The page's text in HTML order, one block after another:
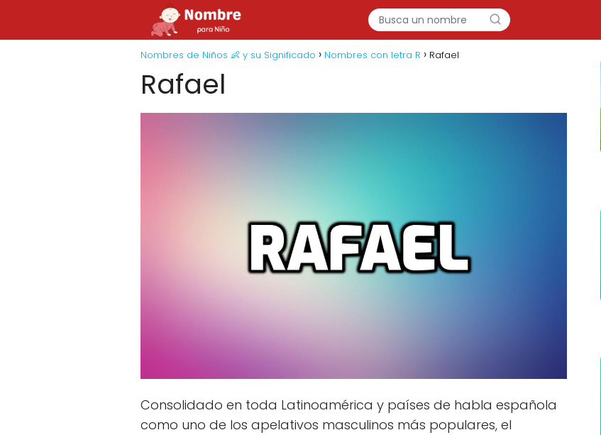
Nombres de Niños 👶 y su Significado Nombres con letra R Rafael
Rafael
Consolidado en toda Latinoamérica y países de habla española
como uno de los apelativos masculinos más populares, el